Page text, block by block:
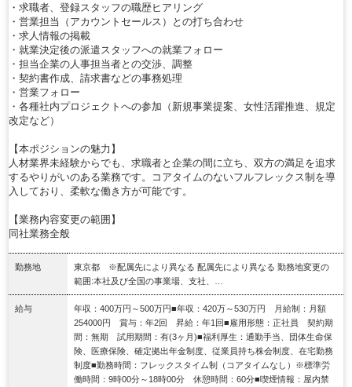
・求職者、登録スタッフの職歴ヒアリング
・営業担当（アカウントセールス）との打ち合わせ
・求人情報の掲載
・就業決定後の派遣スタッフへの就業フォロー
・担当企業の人事担当者との交渉、調整
・契約書作成、請求書などの事務処理
・営業フォロー
・各種社内プロジェクトへの参加（新規事業提案、女性活躍推進、規定
改定など）
【本ポジションの魅力】
人材業界未経験からでも、求職者と企業の間に立ち、双方の満足を追求
するやりがいのある業務です。コアタイムのないフルフレックス制を導
入しており、柔軟な働き方が可能です。
【業務内容変更の範囲】
同社業務全般
勤務地
東京都 ※配属先により異なる 配属先により異なる 勤務地変更の
範囲:本社及び全国の事業場、支社、…
給与
年収：400万円～500万円■年収：420万～530万円 月給制：月額
254000円 賞与：年2回 昇給：年1回■雇用形態：正社員 契約期
間：無期 試用期間：有(3ヶ月)■福利厚生：通勤手当、団体生命保
険、医療保険、確定拠出年金制度、従業員持ち株会制度、在宅勤務
制度■勤務時間：フレックスタイム制（コアタイムなし）※標準労
働時間：9時00分～18時00分 休憩時間：60分■喫煙情報：屋内禁